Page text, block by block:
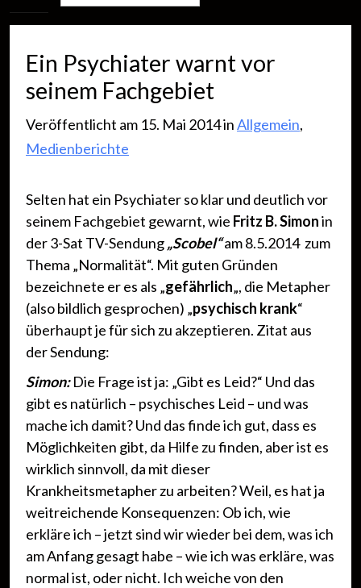
Ein Psychiater warnt vor
seinem Fachgebiet
Veröffentlicht am 15. Mai 2014 inAllgemein,
Medienberichte
Selten hat ein Psychiater so klar und deutlich vor
seinem Fachgebiet gewarnt, wie Fritz B. Simonin
der 3-Sat TV-Sendung„Scobel“am 8.5.2014 zum
Thema „Normalität“. Mit guten Gründen
bezeichnete er es als „gefährlich„, die Metapher
(also bildlich gesprochen) „psychisch krank“
überhaupt je für sich zu akzeptieren. Zitat aus
der Sendung:
Simon:Die Frage ist ja: „Gibt es Leid?“ Und das
gibt es natürlich – psychisches Leid – und was
mache ich damit? Und das finde ich gut, dass es
Möglichkeiten gibt, da Hilfe zu finden, aber ist es
wirklich sinnvoll, da mit dieser
Krankheitsmetapher zu arbeiten? Weil, es hat ja
weitreichende Konsequenzen: Ob ich, wie
erkläre ich – jetzt sind wir wieder bei dem, was ich
am Anfang gesagt habe – wie ich was erkläre, was
normal ist, oder nicht. Ich weiche von den